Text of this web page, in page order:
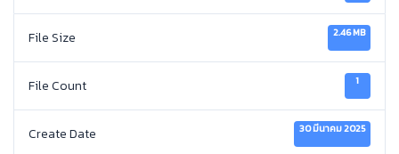
File Size 2.46 MB
File Count 1
Create Date 30 มีนาคม 2025